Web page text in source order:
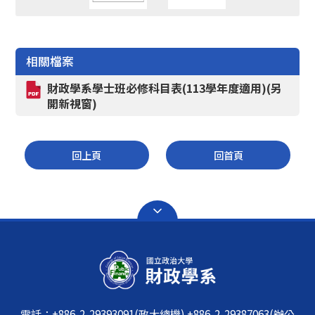
相關檔案
財政學系學士班必修科目表(113學年度適用)(另
開新視窗)
回上頁 回首頁